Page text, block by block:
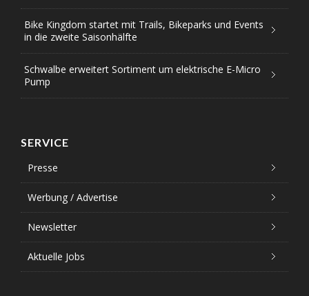
Bike Kingdom startet mit Trails, Bikeparks und Events
in die zweite Saisonhälfte
Schwalbe erweitert Sortiment um elektrische E-Micro
Pump
SERVICE
Presse
Werbung / Advertise
Newsletter
Aktuelle Jobs